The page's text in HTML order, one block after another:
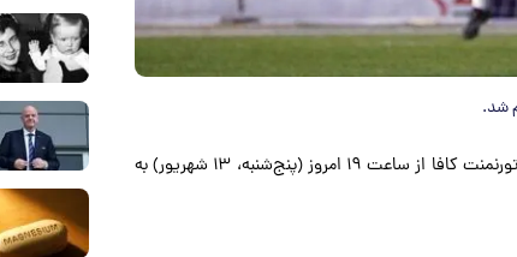
شد.
، تیم ملی فوتبال ایران در آخرین دیدار مرحله گروهی تورنمنت کافا از ساعت ۱۹ امروز (پنج‌شنبه، ۱۳ شهریور) به